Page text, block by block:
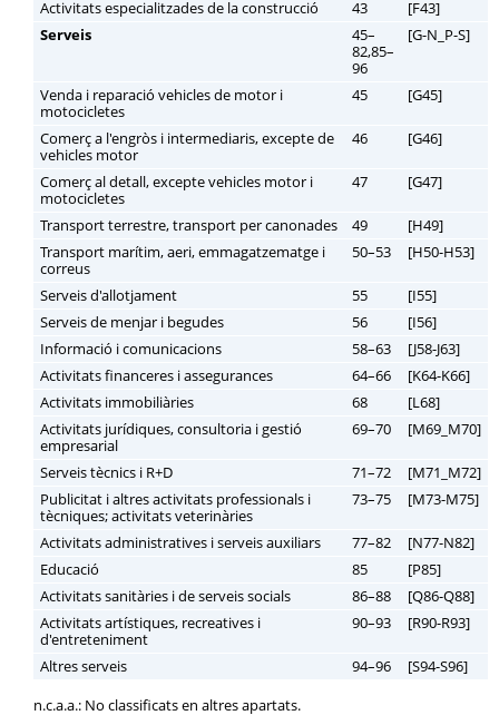
Activitats especialitzades de la construcció
43
[F43]
Serveis
45–
82,85–
96
[G-N_P-S]
Venda i reparació vehicles de motor i
motocicletes
45 [G45]
Comerç a l'engròs i intermediaris, excepte de
vehicles motor
46 [G46]
Comerç al detall, excepte vehicles motor i
motocicletes
47 [G47]
Transport terrestre, transport per canonades 49
[H49]
Transport marítim, aeri, emmagatzematge i
correus
50–53 [H50-H53]
Serveis d'allotjament 55
[I55]
Serveis de menjar i begudes
56
[I56]
Informació i comunicacions
58–63
[J58-J63]
Activitats financeres i assegurances
64–66
[K64-K66]
Activitats immobiliàries
68
[L68]
Activitats jurídiques, consultoria i gestió
empresarial
69–70 [M69_M70]
Serveis tècnics i R+D 71–72
[M71_M72]
Publicitat i altres activitats professionals i
tècniques; activitats veterinàries
73–75 [M73-M75]
Activitats administratives i serveis auxiliars 77–82
[N77-N82]
Educació
85
[P85]
Activitats sanitàries i de serveis socials
86–88
[Q86-Q88]
Activitats artístiques, recreatives i
d'entreteniment
90–93 [R90-R93]
Altres serveis 94–96
[S94-S96]
n.c.a.a.: No classificats en altres apartats.